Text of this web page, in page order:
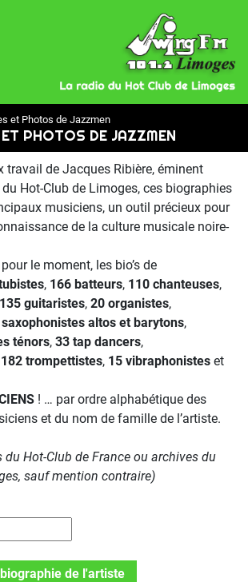
et Photos de Jazzmen
PHOTOS DE JAZZMEN
travail de Jacques Ribière, éminent
Hot-Club de Limoges, ces biographies
musiciens, un outil précieux pour
de la culture musicale noire-
le moment, les bio’s de
, 166 batteurs, 110 chanteuses,
135 guitaristes, 20 organistes,
altos et barytons,
ténors, 33 tap dancers,
182 trompettistes, 15 vibraphonistes et
! … par ordre alphabétique des
et du nom de famille de l’artiste.
du Hot-Club de France ou archives du
sauf mention contraire)
de l'artiste